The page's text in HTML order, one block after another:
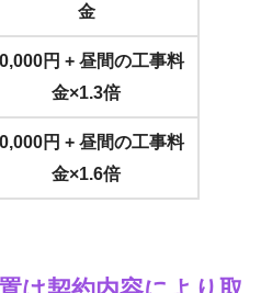
金
円 + 昼間の工事料
金×1.3倍
円 + 昼間の工事料
金×1.6倍